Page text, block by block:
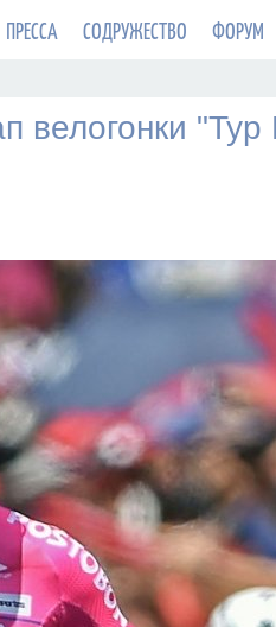
ПРЕССА СОДРУЖЕСТВО ФОРУМ
велогонки